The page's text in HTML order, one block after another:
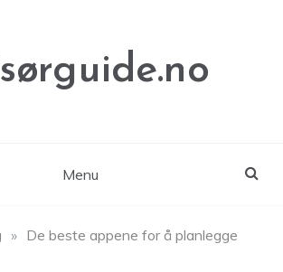
Menu
» De beste appene for å planlegge